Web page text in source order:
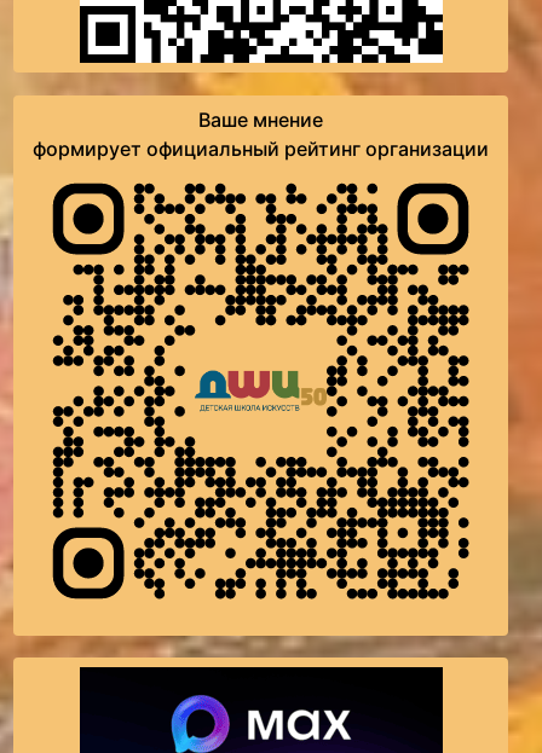
Ваше мнение
формирует официальный рейтинг организации